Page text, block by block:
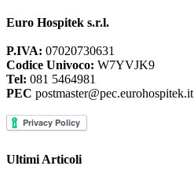
Euro Hospitek s.r.l.
P.IVA: 07020730631
Codice Univoco: W7YVJK9
Tel: 081 5464981
PEC postmaster@pec.eurohospitek.it
Ultimi Articoli